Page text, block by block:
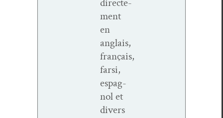
directe­
ment
en
anglais,
français,
far­si,
espag­
nol et
divers